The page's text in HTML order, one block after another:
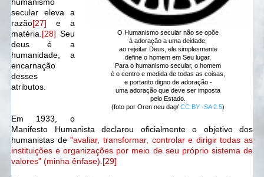
O Humanismo secular não se opõe
à adoração a uma deidade;
ao rejeitar Deus, ele simplesmente
define o homem em Seu lugar.
Para o humanismo secular, o homem
é o centro e medida de todas as coisas,
e portanto digno de adoração -
uma adoração que deve ser imposta
pelo Estado.
(foto por Oren neu dag/ CC BY -SA 2.5)
secular eleva a
razão[27] e a
matéria. [28] Seu
deus é a
humanidade, a
encarnação
desses
atributos.
Em 1933, o
Manifesto Humanista declarou oficialmente o objetivo dos
humanistas de"avaliar, transformar, controlar e dirigir todas as
instituições e organizações por meio de seu próprio sistema de
valores" (minha ênfase).[29]